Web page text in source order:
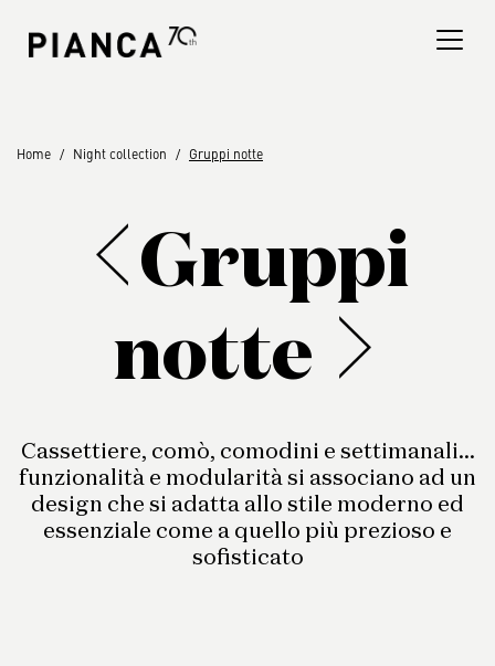
questo
unTrova un negozio
Home Night collection Gruppi notte
Gruppi
notte
Cassettiere, comò, comodini e settimanali…
funzionalità e modularità si associano ad un
design che si adatta allo stile moderno ed
essenziale come a quello più prezioso e
sofisticato